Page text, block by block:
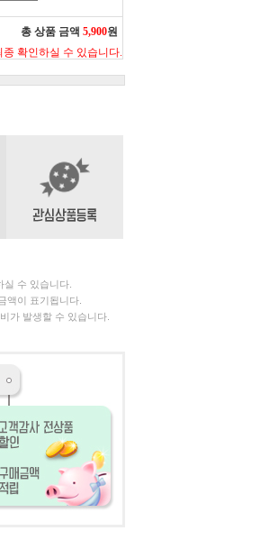
총 상품 금액 5,900원
확인하실 수 있습니다.
수 있습니다.
액이 표기됩니다.
가 발생할 수 있습니다.